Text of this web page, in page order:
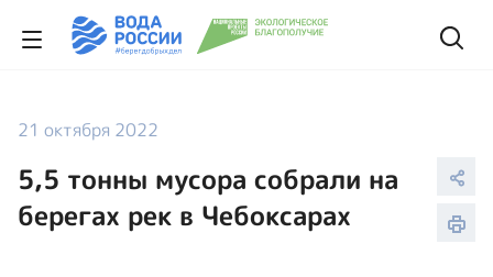
21 октября 2022
5,5 тонны мусора собрали на
берегах рек в Чебоксарах